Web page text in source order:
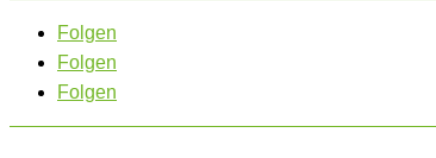
Folgen
Folgen
Folgen